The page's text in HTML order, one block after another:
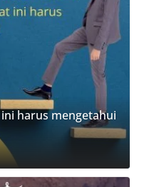
harus mengetahui